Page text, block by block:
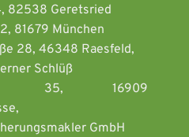
82538 Geretsried
81679 München
28, 46348 Raesfeld,
Schlüß
35, 16909
GmbH